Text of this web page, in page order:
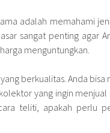
adalah memahami
sangat penting agar
menguntungkan.
berkualitas. Anda
yang ingin
teliti, apakah perlu